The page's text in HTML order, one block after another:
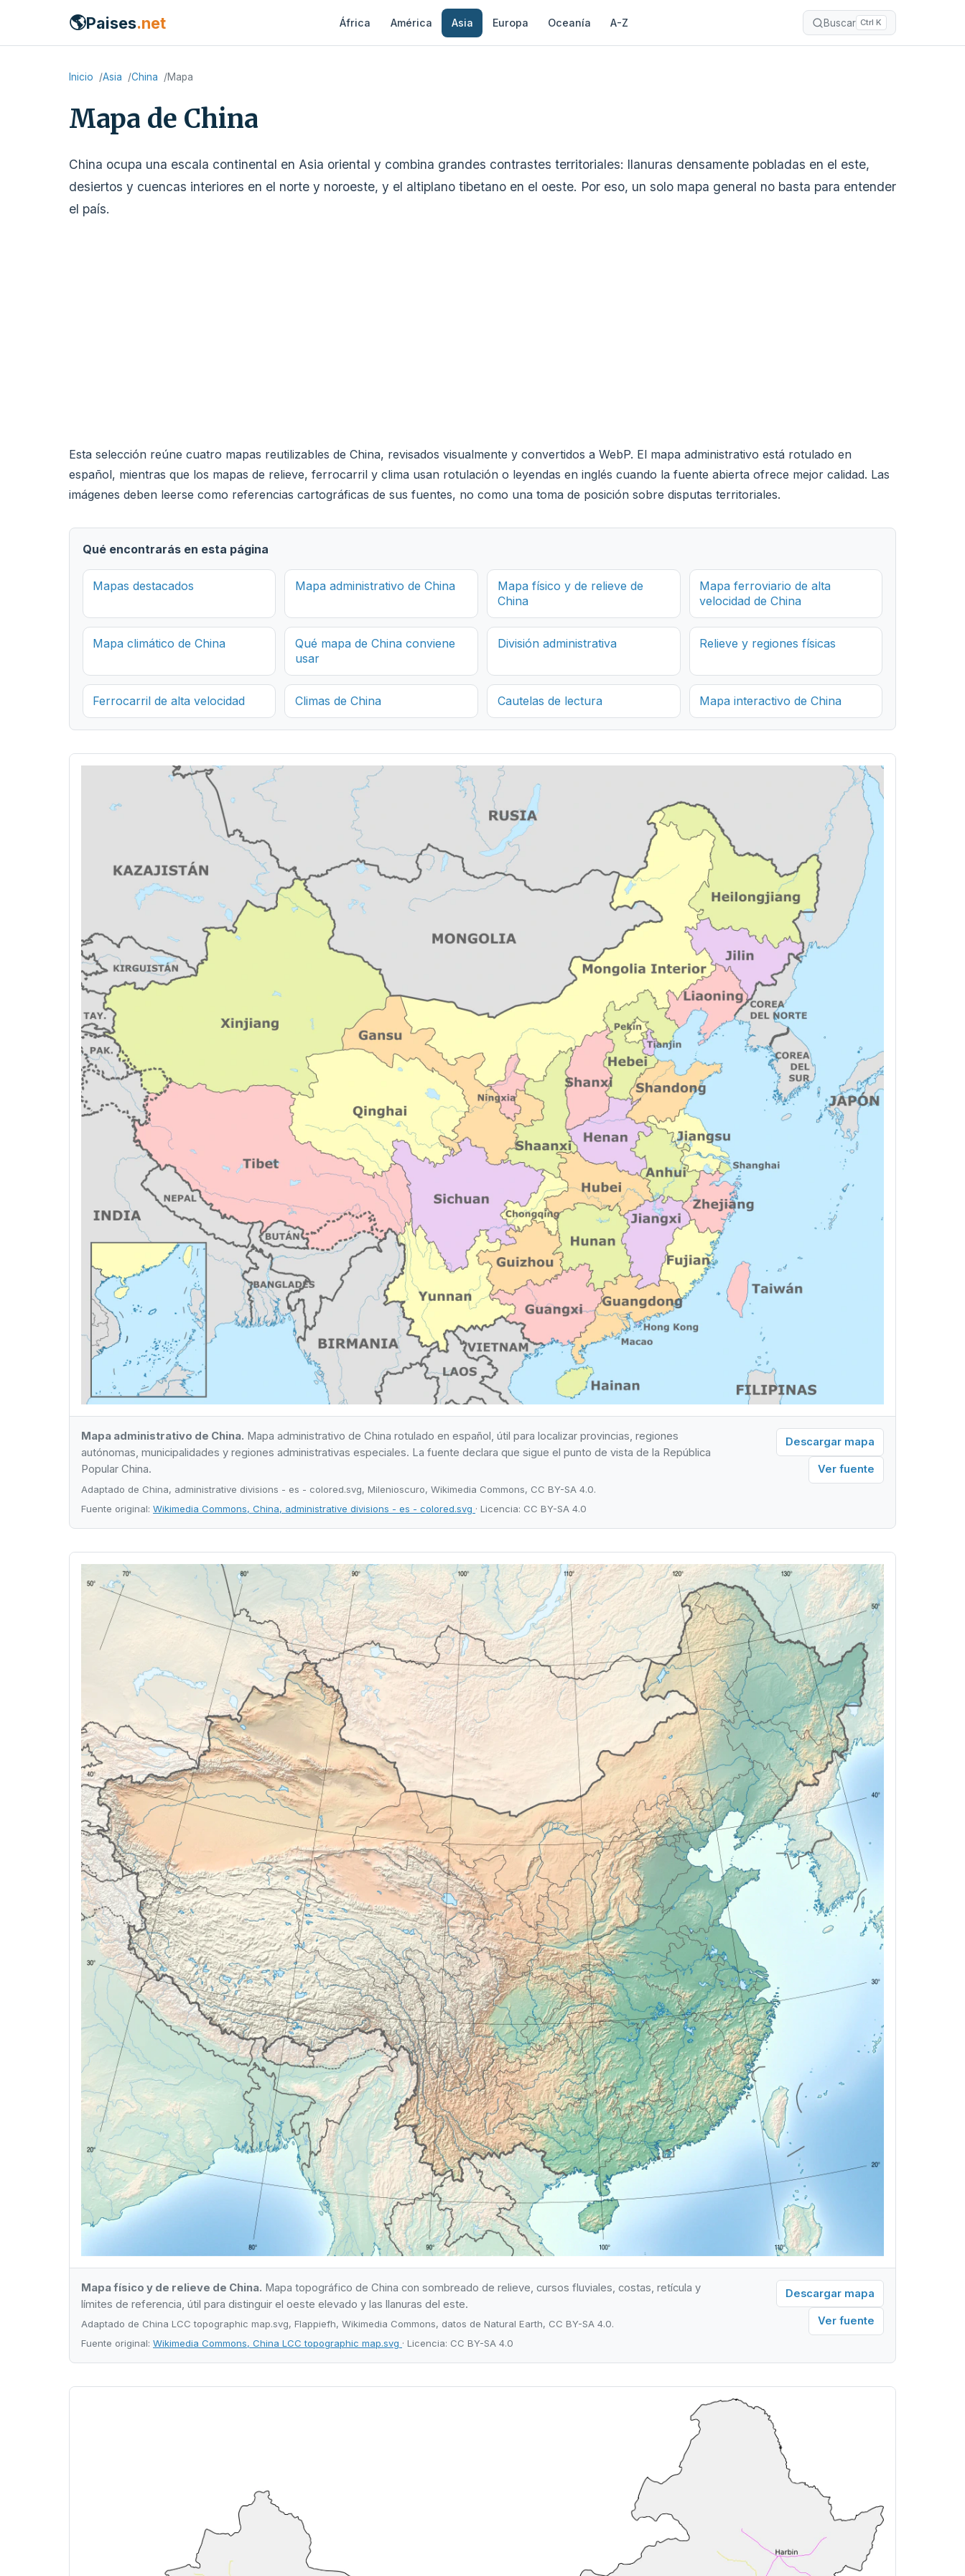
🌎Paises.net África América Asia Europa Oceanía A-Z Buscar Ctrl K
Inicio Asia China Mapa
Mapa de China
China ocupa una escala continental en Asia oriental y combina grandes contrastes territoriales: llanuras densamente pobladas en el este,
desiertos y cuencas interiores en el norte y noroeste, y el altiplano tibetano en el oeste. Por eso, un solo mapa general no basta para entender
el país.
Esta selección reúne cuatro mapas reutilizables de China, revisados visualmente y convertidos a WebP. El mapa administrativo está rotulado en
español, mientras que los mapas de relieve, ferrocarril y clima usan rotulación o leyendas en inglés cuando la fuente abierta ofrece mejor calidad. Las
imágenes deben leerse como referencias cartográficas de sus fuentes, no como una toma de posición sobre disputas territoriales.
Qué encontrarás en esta página
Mapas destacados Mapa administrativo de China
Mapa físico y de relieve de
China
Mapa ferroviario de alta
velocidad de China
Mapa climático de China
Qué mapa de China conviene
usar
División administrativa Relieve y regiones físicas
Ferrocarril de alta velocidad Climas de China Cautelas de lectura Mapa interactivo de China
Mapa administrativo de China. Mapa administrativo de China rotulado en español, útil para localizar provincias, regiones
autónomas, municipalidades y regiones administrativas especiales. La fuente declara que sigue el punto de vista de la República
Popular China.
Adaptado de China, administrative divisions - es - colored.svg, Milenioscuro, Wikimedia Commons, CC BY-SA 4.0.
Fuente original: Wikimedia Commons, China, administrative divisions - es - colored.svg · Licencia: CC BY-SA 4.0
Descargar mapa
Ver fuente
Mapa físico y de relieve de China. Mapa topográfico de China con sombreado de relieve, cursos fluviales, costas, retícula y
límites de referencia, útil para distinguir el oeste elevado y las llanuras del este.
Adaptado de China LCC topographic map.svg, Flappiefh, Wikimedia Commons, datos de Natural Earth, CC BY-SA 4.0.
Fuente original: Wikimedia Commons, China LCC topographic map.svg · Licencia: CC BY-SA 4.0
Descargar mapa
Ver fuente